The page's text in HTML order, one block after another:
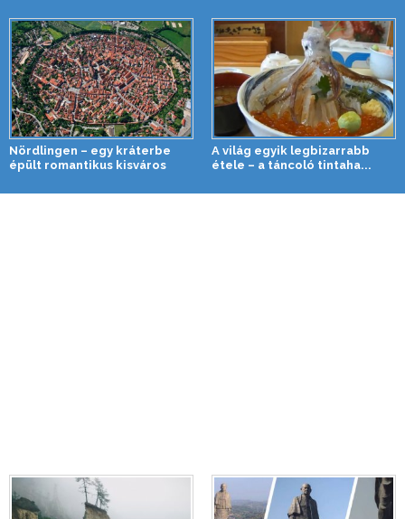
Nördlingen – egy kráterbe
épült romantikus kisváros
A világ egyik legbizarrabb
étele – a táncoló tintaha...